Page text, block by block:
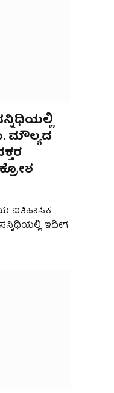
ಮೌಲ್ಯದ
ಐತಿಹಾಸಿಕ
ಸನ್ನಿಧಿಯಲ್ಲಿ ಇದೀಗ